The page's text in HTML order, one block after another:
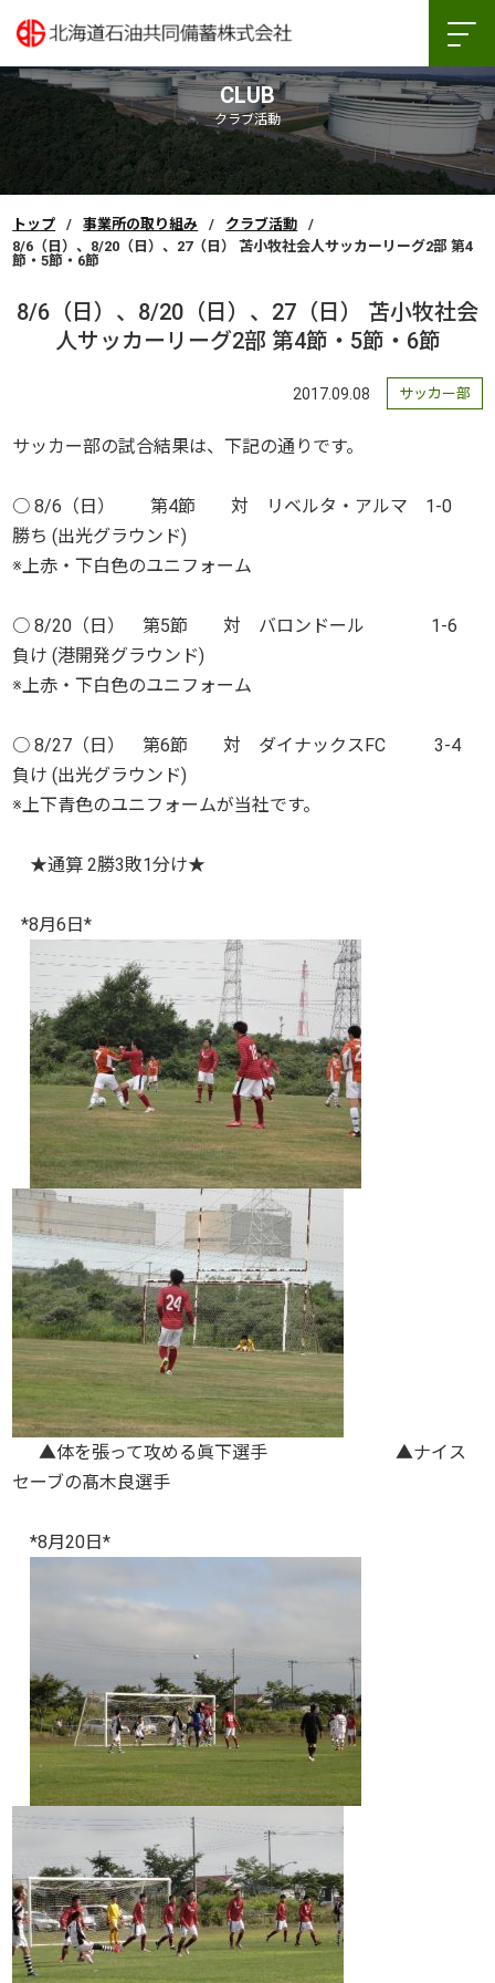
CLUB
クラブ活動
トップ 事業所の取り組み
クラブ活動
8/6（日）、8/20（日）、27（日） 苫小牧社会人サッカーリーグ2部 第4
節・5節・6節
8/6（日）、8/20（日）、27（日） 苫小牧社会
人サッカーリーグ2部 第4節・5節・6節
2017.09.08 サッカー部
サッカー部の試合結果は、下記の通りです。
○ 8/6（日） 第4節 対 リベルタ・アルマ 1-0
勝ち (出光グラウンド)
※上赤・下白色のユニフォーム
○ 8/20（日） 第5節 対 バロンドール 1-6
負け (港開発グラウンド)
※上赤・下白色のユニフォーム
○ 8/27（日） 第6節 対 ダイナックスFC 3-4
負け (出光グラウンド)
※上下青色のユニフォームが当社です。
★通算 2勝3敗1分け★
*8月6日*
▲体を張って攻める眞下選手 ▲ナイス
セーブの髙木良選手
*8月20日*